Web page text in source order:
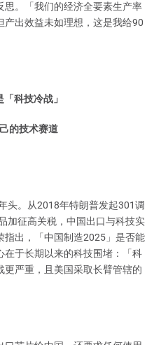
思。「我们的经济全要素生产率
出效益未如理想，这是我给90
科技冷战」
的技术赛道
头。从2018年特朗普发起301调
加征高关税，中国出口与科技实
指出，「中国制造2025」是否能
于长期以来的科技围堵：「科
严重，且美国采取长臂管辖的